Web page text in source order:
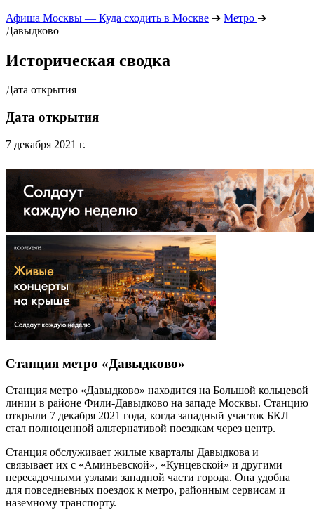
Афиша Москвы — Куда сходить в Москве ➔ Метро ➔
Давыдково
Историческая сводка
Дата открытия
Дата открытия
7 декабря 2021 г.
Станция метро «Давыдково»
Станция метро «Давыдково» находится на Большой кольцевой
линии в районе Фили-Давыдково на западе Москвы. Станцию
открыли 7 декабря 2021 года, когда западный участок БКЛ
стал полноценной альтернативой поездкам через центр.
Станция обслуживает жилые кварталы Давыдкова и
связывает их с «Аминьевской», «Кунцевской» и другими
пересадочными узлами западной части города. Она удобна
для повседневных поездок к метро, районным сервисам и
наземному транспорту.